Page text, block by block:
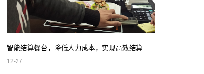
智能结算餐台，降低人力成本，实现高效结算
12-27